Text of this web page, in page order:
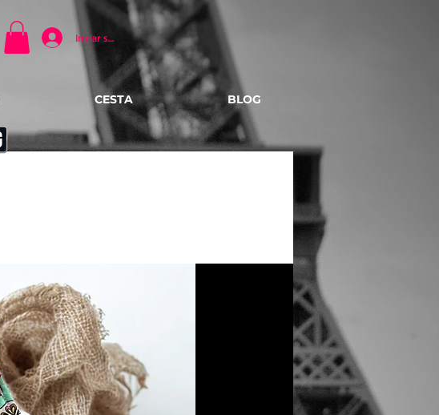
Iniciar sesión
CESTA BLOG